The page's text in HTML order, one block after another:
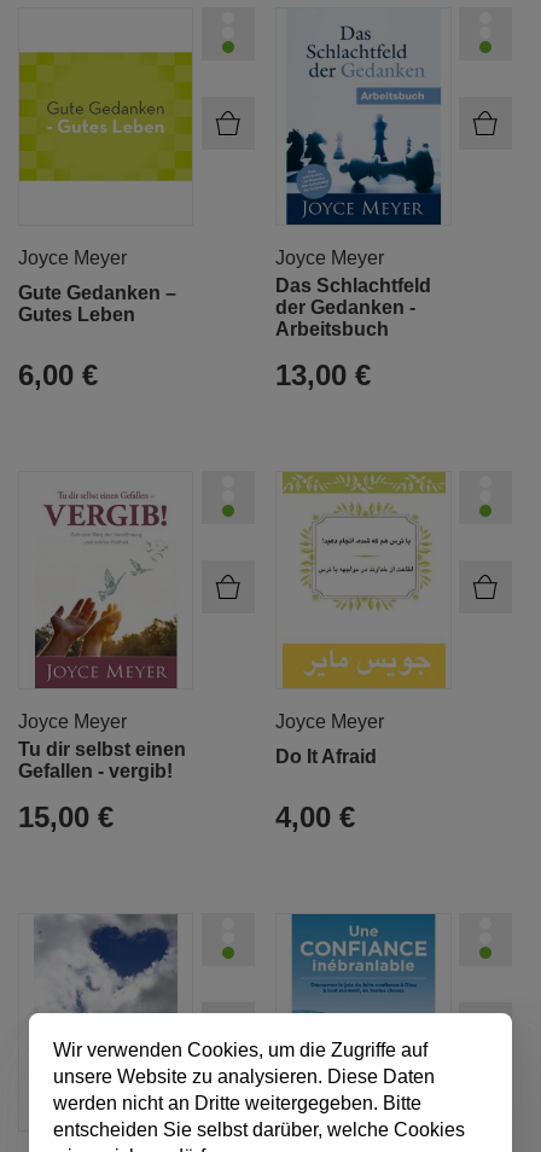
Joyce Meyer
Gute Gedanken –
Gutes Leben
6,00 €
Joyce Meyer
Das Schlachtfeld
der Gedanken -
Arbeitsbuch
13,00 €
Joyce Meyer
Tu dir selbst einen
Gefallen - vergib!
15,00 €
Joyce Meyer
Do It Afraid
4,00 €
Wir verwenden Cookies, um die Zugriffe auf
unsere Website zu analysieren. Diese Daten
werden nicht an Dritte weitergegeben. Bitte
entscheiden Sie selbst darüber, welche Cookies